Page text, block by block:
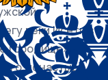
реки Исети в
городище»,
монастыря